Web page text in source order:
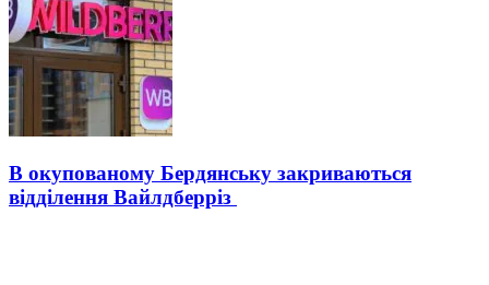
В окупованому Бердянську закриваються
відділення Вайлдберріз